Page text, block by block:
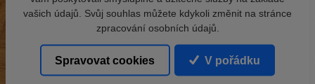
vašich údajů. Svůj souhlas můžete kdykoli změnit na stránce
zpracování osobních údajů.
Spravovat cookies V pořádku